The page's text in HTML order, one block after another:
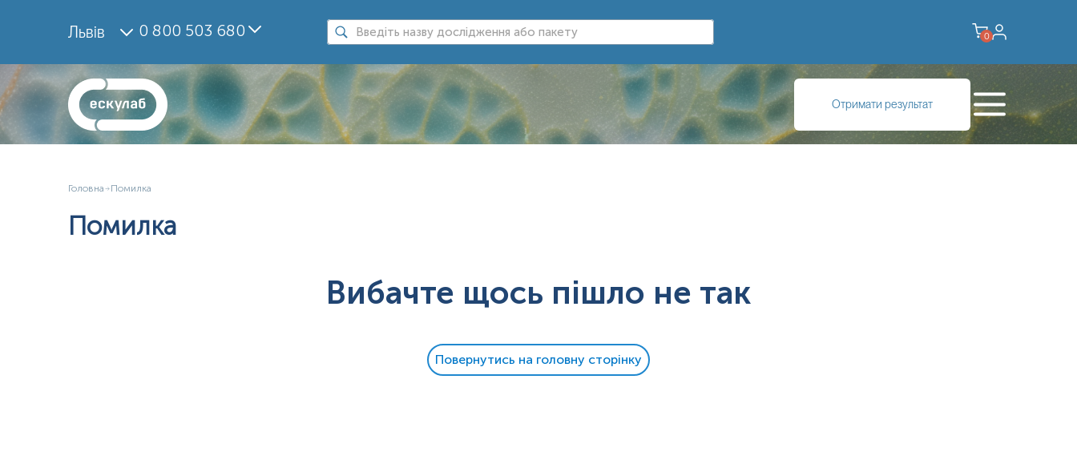
Львів 0 800 503 680 0
Отримати результат
Головна Помилка
Помилка
Вибачте щось пішло не так
Повернутись на головну сторінку